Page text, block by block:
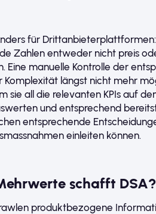
für
Zahlen entweder nicht preis
Eine manuelle Kontrolle der
längst nicht mehr
sie all die relevanten KPIs auf
und entsprechend
entsprechende
einleiten können.
schafft DSA?
produktbezogene